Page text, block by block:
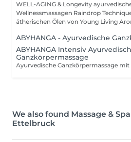
WELL-AGING & Longevity ayurvedische und indische
Wellnessmassagen Raindrop
ätherischen Ölen von Young Living
ABYHANGA - Ayurvedische
ABYHANGA Intensiv
Ganzkörpermassage
We also found Massage &
Ettelbruck